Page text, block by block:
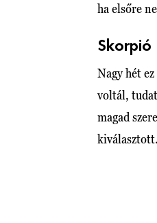
ha elsőre
Skorpió
Nagy hét
voltál,
magad
kiválasztott.